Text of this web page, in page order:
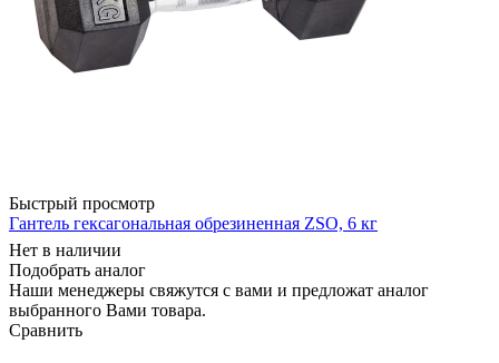
Быстрый просмотр
Гантель гексагональная обрезиненная ZSO, 6 кг
Нет в наличии
Подобрать аналог
Наши менеджеры свяжутся с вами и предложат аналог
выбранного Вами товара.
Сравнить